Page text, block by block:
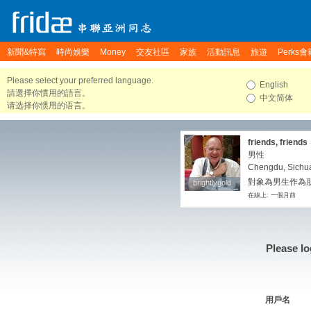
新聞&特寫 時尚娛樂 Money 交友社區 家族 活動訊息 旅遊 Perks會
Please select your preferred language.
請選擇你慣用的語言。
请选择你惯用的语言。
English
中文简体
brightlygold
brightlygold
friends, friends
男性
Chengdu,
對象為男生作為
在線上: 一個月前
Please
用戶名